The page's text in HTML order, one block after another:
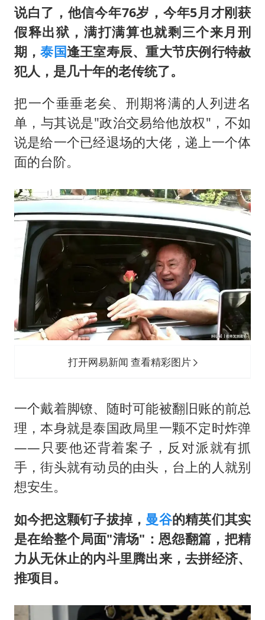
说白了，他信今年76岁，今年5月才刚获
假释出狱，满打满算也就剩三个来月刑
期，泰国逢王室寿辰、重大节庆例行特赦
犯人，是几十年的老传统了。
把一个垂垂老矣、刑期将满的人列进名
单，与其说是"政治交易给他放权"，不如
说是给一个已经退场的大佬，递上一个体
面的台阶。
打开网易新闻 查看精彩图片
一个戴着脚镣、随时可能被翻旧账的前总
理，本身就是泰国政局里一颗不定时炸弹
——只要他还背着案子，反对派就有抓
手，街头就有动员的由头，台上的人就别
想安生。
如今把这颗钉子拔掉， 曼谷的精英们其实
是在给整个局面"清场"：恩怨翻篇，把精
力从无休止的内斗里腾出来，去拼经济、
推项目。